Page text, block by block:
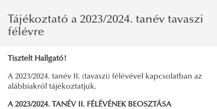
Tájékoztató a 2023/2024. tanév tavaszi
félévre
Tisztelt Hallgató!
A 2023/2024. tanév II. (tavaszi) félévével kapcsolatban az
alábbiakról tájékoztatjuk.
A 2023/2024. TANÉV II. FÉLÉVÉNEK BEOSZTÁSA